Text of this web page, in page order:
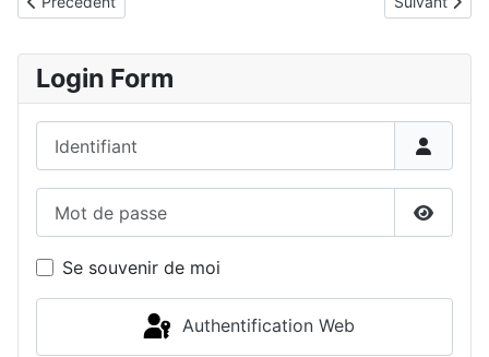
Login Form
Se souvenir de moi
Authentification Web